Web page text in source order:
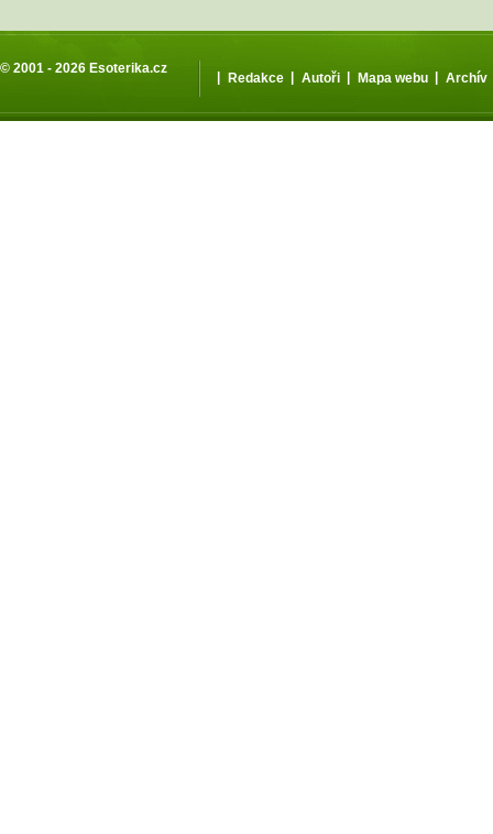
© 2001 - 2026 Esoterika.cz
| Redakce | Autoři | Mapa webu | Archív